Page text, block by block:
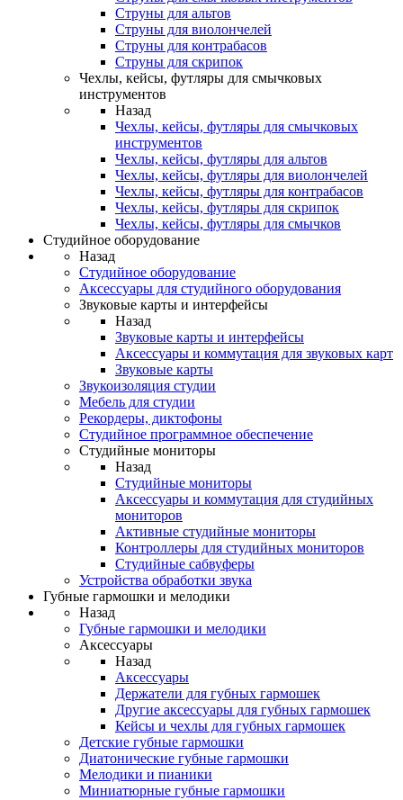
Струны для альтов
Струны для виолончелей
Струны для контрабасов
Струны для скрипок
Чехлы, кейсы, футляры для смычковых
инструментов
Назад
Чехлы, кейсы, футляры для смычковых
инструментов
Чехлы, кейсы, футляры для альтов
Чехлы, кейсы, футляры для виолончелей
Чехлы, кейсы, футляры для контрабасов
Чехлы, кейсы, футляры для скрипок
Чехлы, кейсы, футляры для смычков
Студийное оборудование
Назад
Студийное оборудование
Аксессуары для студийного оборудования
Звуковые карты и интерфейсы
Назад
Звуковые карты и интерфейсы
Аксессуары и коммутация для звуковых карт
Звуковые карты
Звукоизоляция студии
Мебель для студии
Рекордеры, диктофоны
Студийное программное обеспечение
Студийные мониторы
Назад
Студийные мониторы
Аксессуары и коммутация для студийных
мониторов
Активные студийные мониторы
Контроллеры для студийных мониторов
Студийные сабвуферы
Устройства обработки звука
Губные гармошки и мелодики
Назад
Губные гармошки и мелодики
Аксессуары
Назад
Аксессуары
Держатели для губных гармошек
Другие аксессуары для губных гармошек
Кейсы и чехлы для губных гармошек
Детские губные гармошки
Диатонические губные гармошки
Мелодики и пианики
Миниатюрные губные гармошки